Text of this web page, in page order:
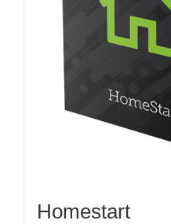
Homestart